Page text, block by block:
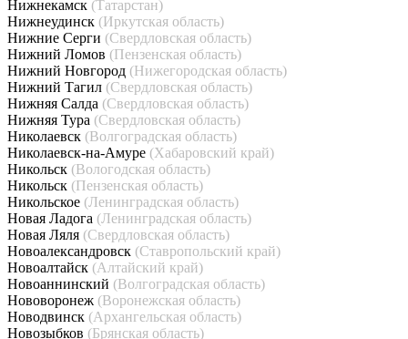
Нижнекамск (Татарстан)
Нижнеудинск (Иркутская область)
Нижние Серги (Свердловская область)
Нижний Ломов (Пензенская область)
Нижний Новгород (Нижегородская область)
Нижний Тагил (Свердловская область)
Нижняя Салда (Свердловская область)
Нижняя Тура (Свердловская область)
Николаевск (Волгоградская область)
Николаевск-на-Амуре (Хабаровский край)
Никольск (Вологодская область)
Никольск (Пензенская область)
Никольское (Ленинградская область)
Новая Ладога (Ленинградская область)
Новая Ляля (Свердловская область)
Новоалександровск (Ставропольский край)
Новоалтайск (Алтайский край)
Новоаннинский (Волгоградская область)
Нововоронеж (Воронежская область)
Новодвинск (Архангельская область)
Новозыбков (Брянская область)